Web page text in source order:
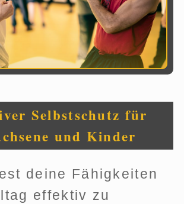
Selbstschutz für
und Kinder
deine Fähigkeiten
effektiv zu